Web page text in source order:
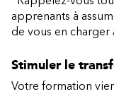
apprenants à
de vous en charger
Stimuler le
Votre formation